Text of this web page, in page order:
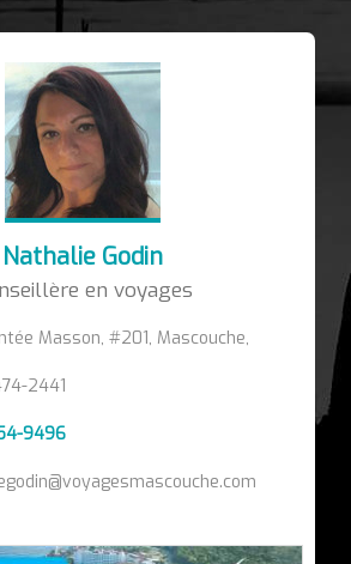
Nathalie Godin
en voyages
Masson, #201, Mascouche,
2441
9496